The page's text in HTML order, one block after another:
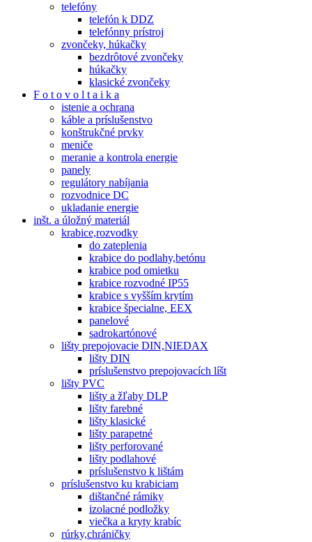
telefóny
telefón k DDZ
telefónny prístroj
zvončeky, húkačky
bezdrôtové zvončeky
húkačky
klasické zvončeky
F o t o v o l t a i k a
istenie a ochrana
káble a príslušenstvo
konštrukčné prvky
meniče
meranie a kontrola energie
panely
regulátory nabíjania
rozvodnice DC
ukladanie energie
inšt. a úložný materiál
krabice,rozvodky
do zateplenia
krabice do podlahy,betónu
krabice pod omietku
krabice rozvodné IP55
krabice s vyšším krytím
krabice špecialne, EEX
panelové
sadrokartónové
lišty prepojovacie DIN,NIEDAX
lišty DIN
príslušenstvo prepojovacích líšt
lišty PVC
lišty a žľaby DLP
lišty farebné
lišty klasické
lišty parapetné
lišty perforované
lišty podlahové
príslušenstvo k lištám
príslušenstvo ku krabiciam
dištančné rámiky
izolacné podložky
viečka a kryty krabíc
rúrky,chráničky